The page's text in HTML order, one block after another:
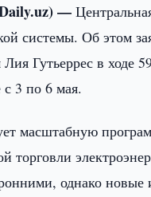
—
системы. Об этом
Лия Гутьеррес в
3 по 6 мая.
масштабную
торговли
однако